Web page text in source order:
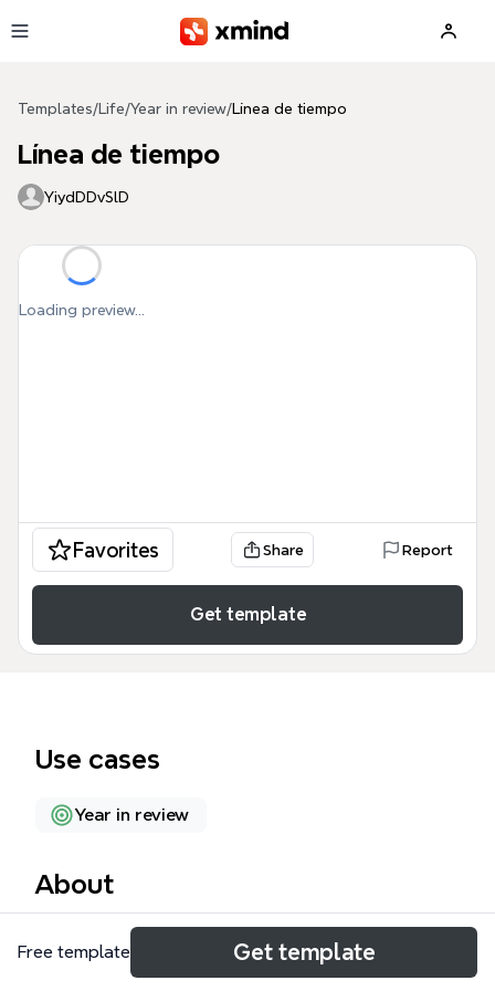
Templates/ Life/Year in review/Línea de tiempo
Línea de tiempo
YiydDDvSlD
Loading preview...
Favorites Share Report
Get template
Use cases
Year in review
About
La plantilla 'Línea de tiempo' de Xmind es un mapa
mental cronológico que recorre la vida profesional
Free template Get template